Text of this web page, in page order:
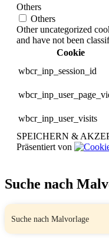
Others
Others
Other uncategorized
and have not been
Cookie
wbcr_inp_session_id
wbcr_inp_user_visits
SPEICHERN &
Präsentiert von
Suche nach